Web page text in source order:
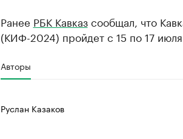
Ранее РБК Кавказсообщал, что
(КИФ-2024) пройдет с 15 по 17 июля
Авторы
Руслан Казаков